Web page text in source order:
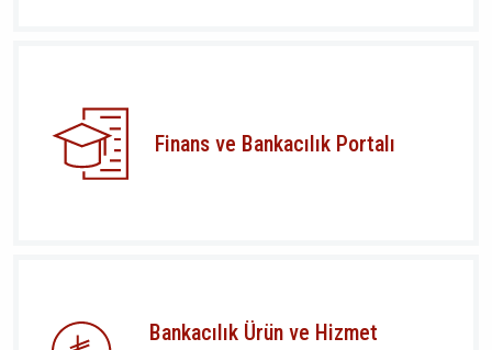
Finans ve Bankacılık Portalı
Bankacılık Ürün ve Hizmet